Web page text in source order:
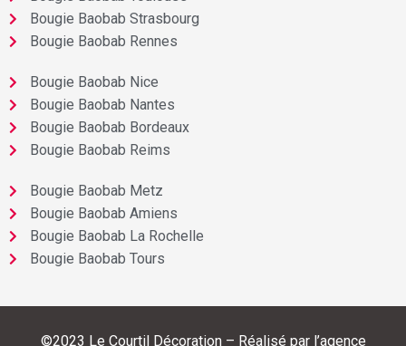
Bougie Baobab Strasbourg
Bougie Baobab Rennes
Bougie Baobab Nice
Bougie Baobab Nantes
Bougie Baobab Bordeaux
Bougie Baobab Reims
Bougie Baobab Metz
Bougie Baobab Amiens
Bougie Baobab La Rochelle
Bougie Baobab Tours
©2023 Le Courtil Décoration – Réalisé par l’agence